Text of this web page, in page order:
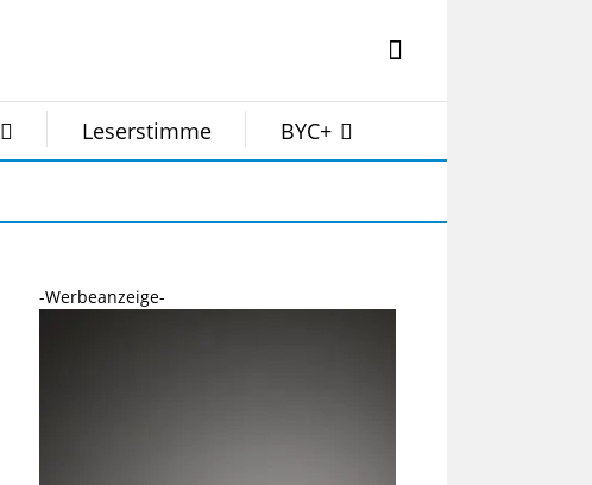
Leserstimme BYC+
-Werbeanzeige-